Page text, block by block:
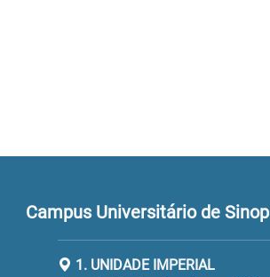
Campus Universitário de Sinop
1. UNIDADE IMPERIAL